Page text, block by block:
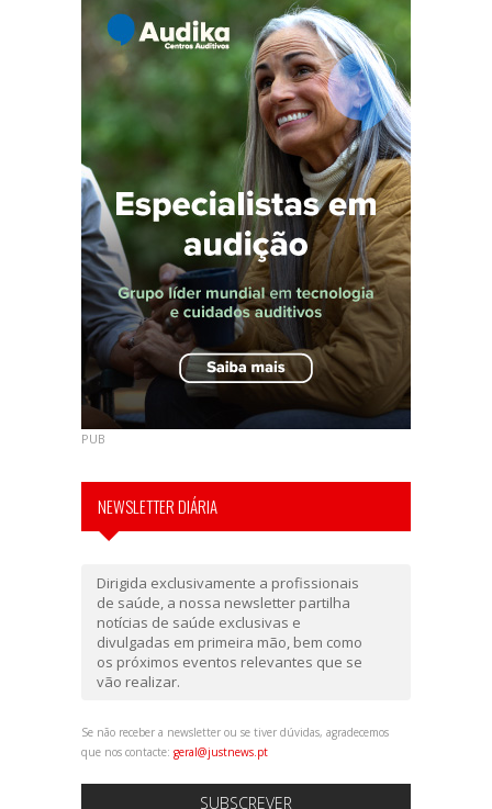
PUB
NEWSLETTER DIÁRIA
Dirigida exclusivamente a profissionais
de saúde, a nossa newsletter partilha
notícias de saúde exclusivas e
divulgadas em primeira mão, bem como
os próximos eventos relevantes que se
vão realizar.
Se não receber a newsletter ou se tiver dúvidas, agradecemos
que nos contacte: geral@justnews.pt
SUBSCREVER